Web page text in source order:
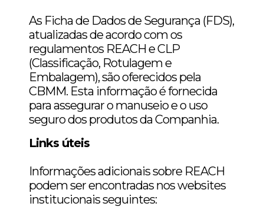
As Ficha de Dados de Segurança (FDS),
atualizadas de acordo com os
regulamentos REACH e CLP
(Classificação, Rotulagem e
Embalagem), são oferecidos pela
CBMM. Esta informação é fornecida
para assegurar o manuseio e o uso
seguro dos produtos da Companhia.
Links úteis
Informações adicionais sobre REACH
podem ser encontradas nos websites
institucionais seguintes: